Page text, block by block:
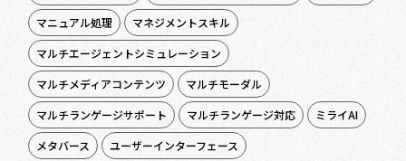
マニュアル処理
マネジメントスキル
マルチエージェントシミュレーション
マルチメディアコンテンツ
マルチモーダル
マルチランゲージサポート
マルチランゲージ対応
ミライAI
メタバース
ユーザーインターフェース